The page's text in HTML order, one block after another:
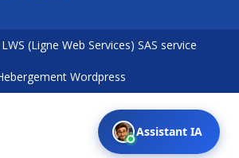
(Ligne Web Services) SAS service
Wordpress
Assistant IA